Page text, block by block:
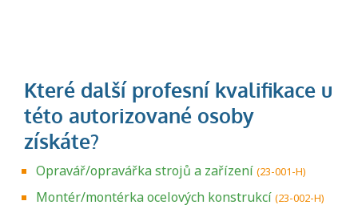
Opravář/opravářka strojů a zařízení (23-001-H)
Montér/montérka ocelových konstrukcí (23-002-H)